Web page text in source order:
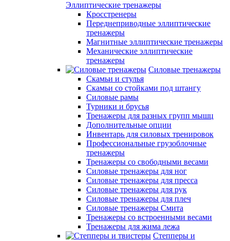
Эллиптические тренажеры
Кросстренеры
Переднеприводные эллиптические
тренажеры
Магнитные эллиптические тренажеры
Механические эллиптические
тренажеры
Силовые тренажеры
Скамьи и стулья
Скамьи со стойками под штангу
Силовые рамы
Турники и брусья
Тренажеры для разных групп мышц
Дополнительные опции
Инвентарь для силовых тренировок
Профессиональные грузоблочные
тренажеры
Тренажеры со свободными весами
Силовые тренажеры для ног
Силовые тренажеры для пресса
Силовые тренажеры для рук
Силовые тренажеры для плеч
Силовые тренажеры Смита
Тренажеры со встроенными весами
Тренажеры для жима лежа
Степперы и